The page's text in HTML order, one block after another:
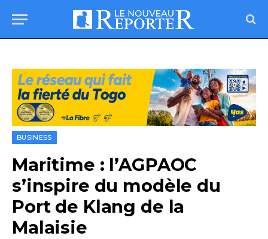
BUSINESS
Maritime : l’AGPAOC
s’inspire du modèle du
Port de Klang de la
Malaisie